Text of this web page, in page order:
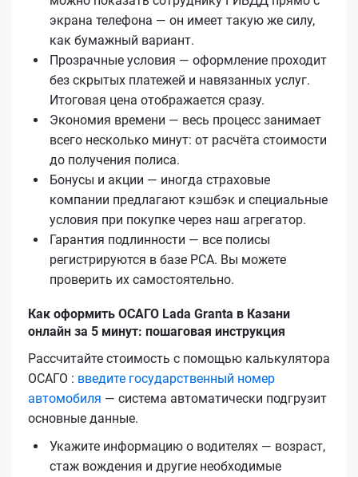
экрана телефона — он имеет такую же силу,
как бумажный вариант.
Прозрачные условия — оформление проходит
без скрытых платежей и навязанных услуг.
Итоговая цена отображается сразу.
Экономия времени — весь процесс занимает
всего несколько минут: от расчёта стоимости
до получения полиса.
Бонусы и акции — иногда страховые
компании предлагают кэшбэк и специальные
условия при покупке через наш агрегатор.
Гарантия подлинности — все полисы
регистрируются в базе РСА. Вы можете
проверить их самостоятельно.
Как оформить ОСАГО Lada Granta в Казани
онлайн за 5 минут: пошаговая инструкция
Рассчитайте стоимость с помощью калькулятора
ОСАГО : введите государственный номер
автомобиля — система автоматически подгрузит
основные данные.
Укажите информацию о водителях — возраст,
стаж вождения и другие необходимые